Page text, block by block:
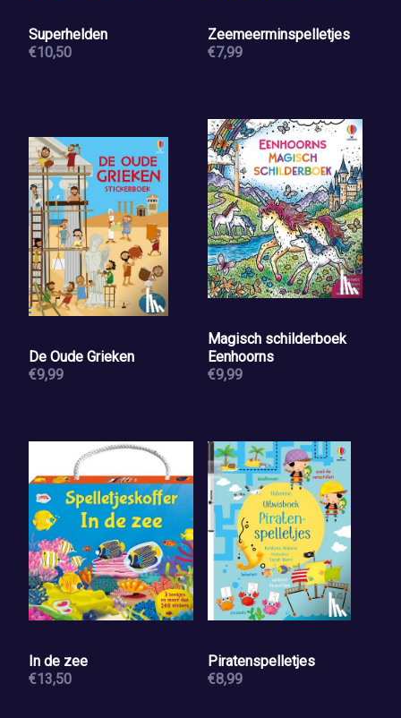
Superhelden
€10,50
Zeemeerminspelletjes
€7,99
De Oude Grieken
€9,99
Magisch schilderboek
Eenhoorns
€9,99
In de zee
€13,50
Piratenspelletjes
€8,99